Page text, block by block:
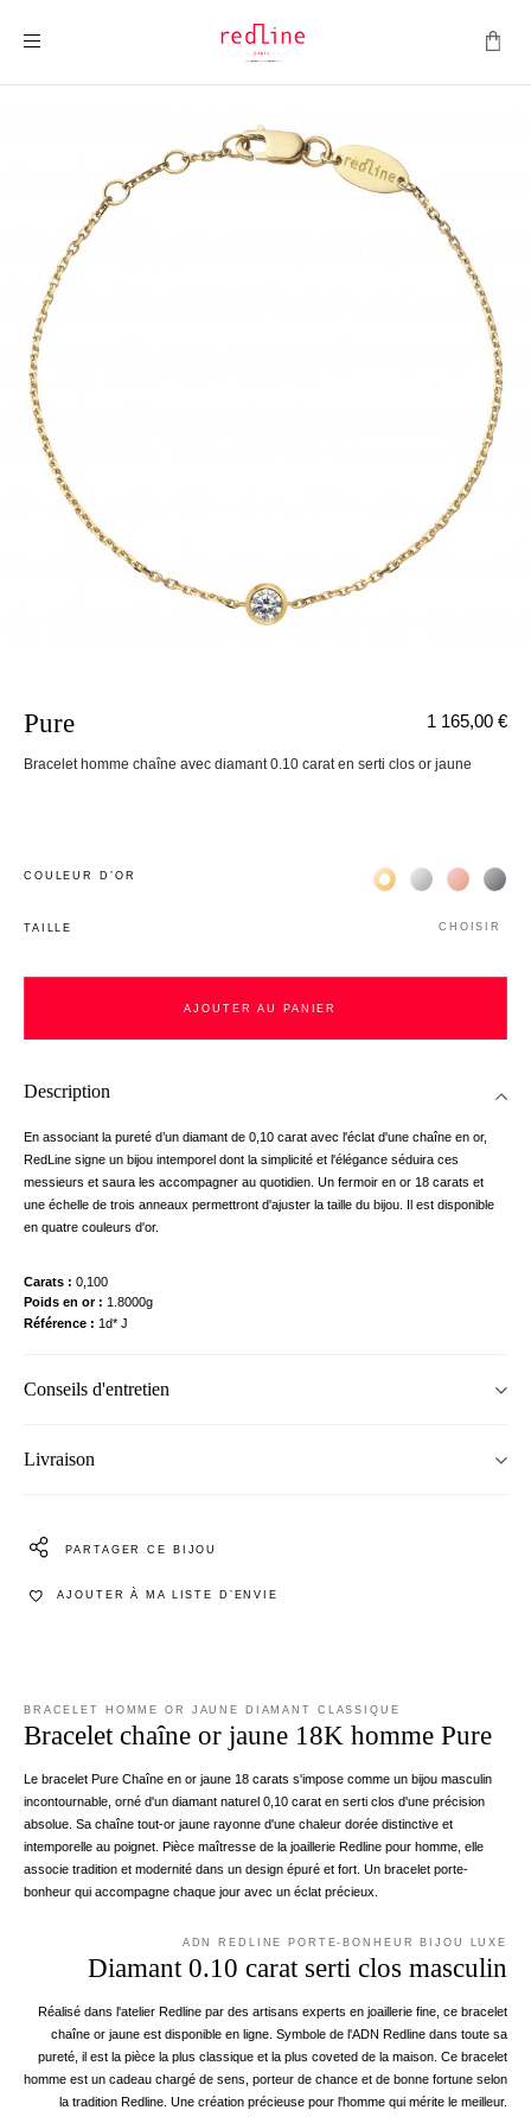
Pure
Bracelet homme chaîne avec diamant 0.10 carat en serti clos or jaune
1 165,00 €
COULEUR D’OR Жёлтое золото 18К
Белое золото
Розовое
TAILLE CHOISIR
AJOUTER AU PANIER
AJOUTER AU PANIER
Description
En associant la pureté d’un diamant de 0,10 carat avec l'éclat d'une chaîne en or,
RedLine signe un bijou intemporel dont la simplicité et l'élégance séduira ces
messieurs et saura les accompagner au quotidien. Un fermoir en or 18 carats et
une échelle de trois anneaux permettront d'ajuster la taille du bijou. Il est disponible
en quatre couleurs d'or.
Carats
0,100
Poids en or
1.8000g
Référence
1d* J
Conseils d'entretien
Livraison
PARTAGER CE BIJOU
AJOUTER À MA LISTE D’ENVIE
BRACELET HOMME OR JAUNE DIAMANT CLASSIQUE
Bracelet chaîne or jaune 18K homme Pure
Le bracelet Pure Chaîne en or jaune 18 carats s'impose comme un bijou masculin
incontournable, orné d'un diamant naturel 0,10 carat en serti clos d'une précision
absolue. Sa chaîne tout-or jaune rayonne d'une chaleur dorée distinctive et
intemporelle au poignet. Pièce maîtresse de la joaillerie Redline pour homme, elle
associe tradition et modernité dans un design épuré et fort. Un bracelet porte-
bonheur qui accompagne chaque jour avec un éclat précieux.
ADN REDLINE PORTE-BONHEUR BIJOU LUXE
Diamant 0.10 carat serti clos masculin
Réalisé dans l'atelier Redline par des artisans experts en joaillerie fine, ce bracelet
chaîne or jaune est disponible en ligne. Symbole de l'ADN Redline dans toute sa
pureté, il est la pièce la plus classique et la plus coveted de la maison. Ce bracelet
homme est un cadeau chargé de sens, porteur de chance et de bonne fortune selon
la tradition Redline. Une création précieuse pour l'homme qui mérite le meilleur.